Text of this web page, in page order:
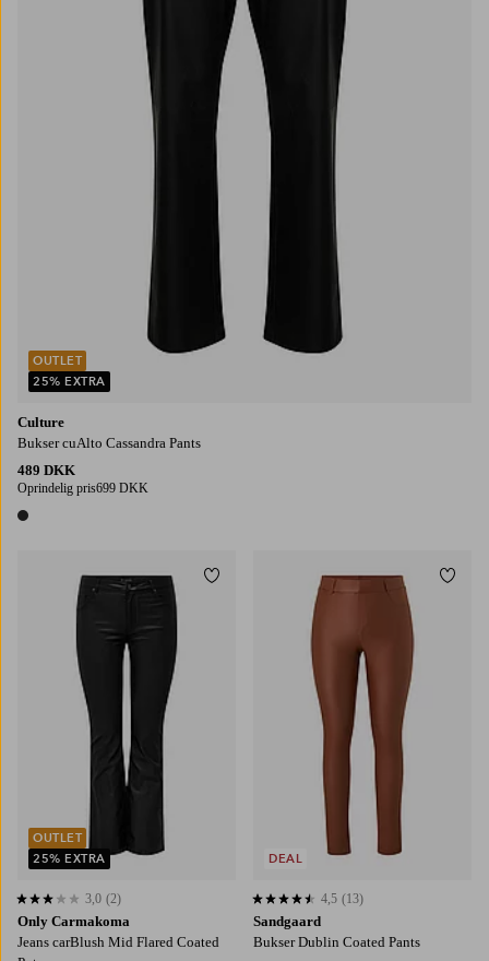
Culture
Bukser cuAlto Cassandra Pants
489 DKK
Oprindelig pris699 DKK
1 farve
OUTLET
25% EXTRA
Only Carmakoma
Jeans carBlush Mid Flared Coated
3,0 baseret på 2 bedømmelser
3,0 (2)
OUTLET
25% EXTRA
Tilføj til favoritter
Sandgaard
Bukser Dublin Coated Pants
4,5 baseret på 13 bedømmelser
4,5 (13)
DEAL